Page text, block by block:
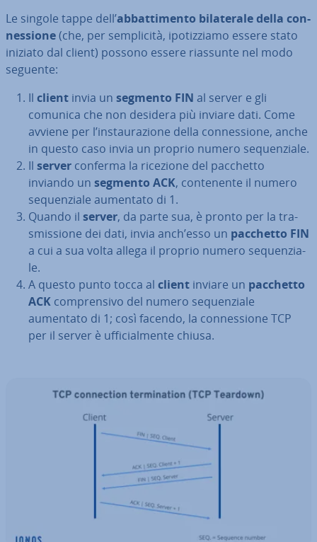
Le singole tappe dell’ab­bat­ti­men­to bi­la­te­ra­le della con­
nes­sio­ne(che, per sem­pli­ci­tà, ipo­tiz­zia­mo essere stato
iniziato dal client) possono essere riassunte nel modo
seguente:
Il client invia un segmento FIN al server e gli
comunica che non desidera più inviare dati. Come
avviene per l’in­stau­ra­zio­ne della con­nes­sio­ne, anche
in questo caso invia un proprio numero se­quen­zia­le.
Il server conferma la ricezione del pacchetto
inviando un segmento ACK, con­te­nen­te il numero
se­quen­zia­le aumentato di 1.
Quando il server, da parte sua, è pronto per la tra­
smis­sio­ne dei dati, invia anch’esso un pacchetto FIN
a cui a sua volta allega il proprio numero se­quen­zia­
le.
A questo punto tocca al client inviare un pacchetto
ACK com­pren­si­vo del numero se­quen­zia­le
aumentato di 1; così facendo, la con­nes­sio­ne TCP
per il server è uf­fi­cial­men­te chiusa.